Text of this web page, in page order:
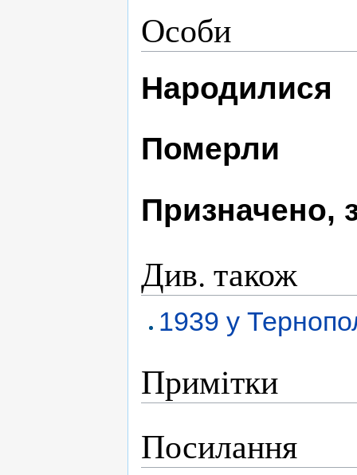
Особи
Народилися
Померли
Призначено,
Див. також
1939 у
Примітки
Посилання